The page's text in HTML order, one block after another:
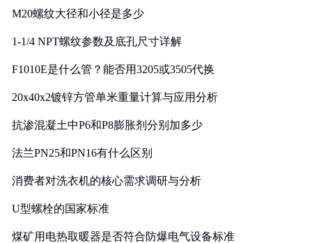
M20螺纹大径和小径是多少
1-1/4 NPT螺纹参数及底孔尺寸详解
F1010E是什么管？能否用3205或3505代换
20x40x2镀锌方管单米重量计算与应用分析
抗渗混凝土中P6和P8膨胀剂分别加多少
法兰PN25和PN16有什么区别
消费者对洗衣机的核心需求调研与分析
U型螺栓的国家标准
煤矿用电热取暖器是否符合防爆电气设备标准